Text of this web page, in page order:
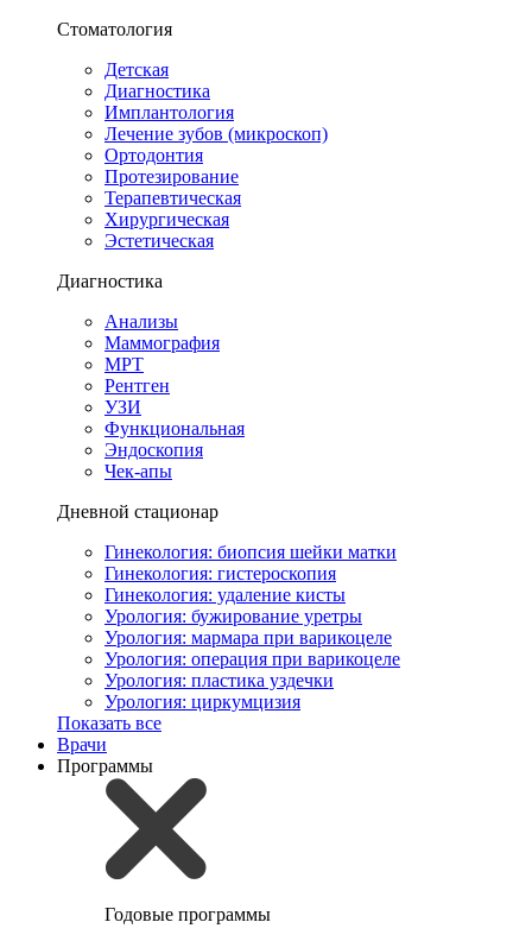
Стоматология
Детская
Диагностика
Имплантология
Лечение зубов (микроскоп)
Ортодонтия
Протезирование
Терапевтическая
Хирургическая
Эстетическая
Диагностика
Анализы
Маммография
МРТ
Рентген
УЗИ
Функциональная
Эндоскопия
Чек-апы
Дневной стационар
Гинекология: биопсия шейки матки
Гинекология: гистероскопия
Гинекология: удаление кисты
Урология: бужирование уретры
Урология: мармара при варикоцеле
Урология: операция при варикоцеле
Урология: пластика уздечки
Урология: циркумцизия
Показать все
Врачи
Программы
Годовые программы